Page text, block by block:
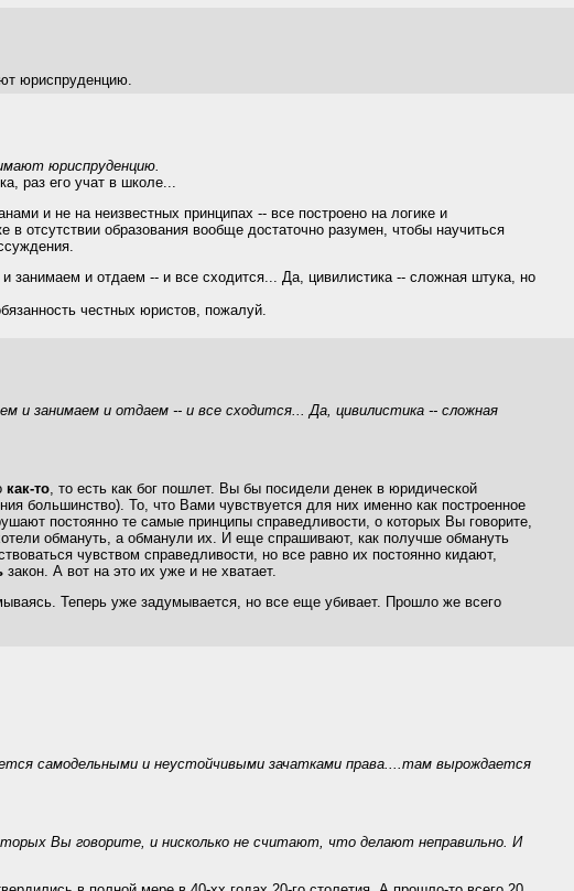
юриспруденцию.
юриспруденцию.
раз его учат в школе...
и не на неизвестных принципах -- все построено на логике и
отсутствии образования вообще достаточно разумен, чтобы научиться
и отдаем -- и все сходится... Да, цивилистика -- сложная штука, но
честных юристов, пожалуй.
и занимаем и отдаем -- и все сходится... Да, цивилистика -- сложная
как-то, то есть как бог пошлет. Вы бы посидели денек в юридической
большинство). То, что Вами чувствуется для них именно как построенное
постоянно те самые принципы справедливости, о которых Вы говорите,
обмануть, а обманули их. И еще спрашивают, как получше обмануть
чувством справедливости, но все равно их постоянно кидают,
закон. А вот на это их уже и не хватает.
Теперь уже задумывается, но все еще убивает. Прошло же всего
самодельными и неустойчивыми зачатками права....там вырождается
Вы говорите, и нисколько не считают, что делают неправильно. И